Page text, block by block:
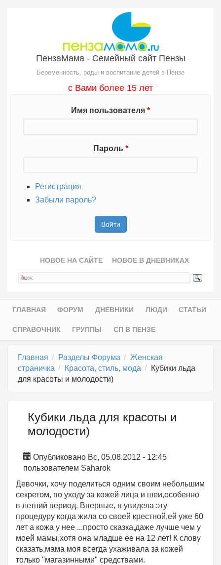
ПензаМама - Семейный сайт Пензы
Беременность, роды и воспитание детей в Пензе
с Вами более 15 лет
Имя пользователя *
Пароль *
Регистрация
Забыли пароль?
НОВОЕ НА САЙТЕ НОВОЕ В ДНЕВНИКАХ
Главное меню
ГЛАВНАЯ ФОРУМ ДНЕВНИКИ ЛЮДИ СТАТЬИ
СПРАВОЧНИК ГРУППЫ СП В ПЕНЗЕ
Главная Разделы Форума
Женская
страничка
Красота, стиль, мода
Кубики льда
для красоты и молодости)
Кубики льда для красоты и
молодости)
Опубликовано Вс, 05.08.2012 - 12:45
пользователем Saharok
Девочки, хочу поделиться одним своим небольшим
секретом, по уходу за кожей лица и шеи,особенно
в летний период. Впервые, я увидела эту
процедуру когда жила со своей крестной,ей уже 60
лет а кожа у нее ...просто сказка,даже лучше чем у
моей мамы,хотя она младше ее на 12 лет! К слову
сказать,мама моя всегда ухаживала за кожей
только "магазинными" средствами.